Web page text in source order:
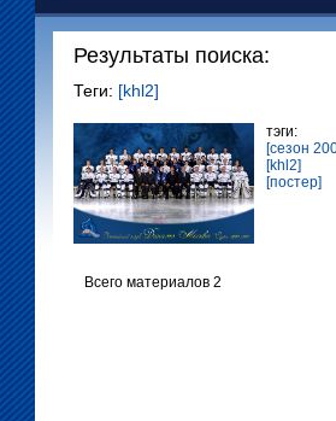
Результаты поиска:
Теги: [khl2]
тэги:
[сезон
[khl2]
[постер]
Всего материалов 2